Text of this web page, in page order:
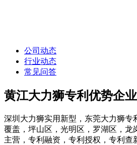
公司动态
行业动态
常见问答
黄江大力狮专利优势企业
深圳大力狮实用新型，东莞大力狮专
覆盖，坪山区，光明区，罗湖区，龙
主营，专利融资，专利授权，专利查